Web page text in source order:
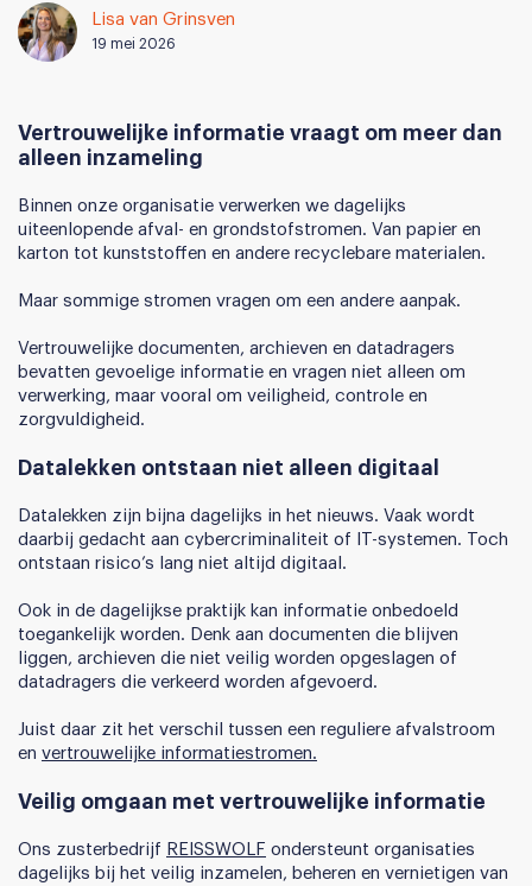
Lisa van Grinsven
19 mei 2026
Vertrouwelijke informatie vraagt om meer dan
alleen inzameling
Binnen onze organisatie verwerken we dagelijks
uiteenlopende afval- en grondstofstromen. Van papier en
karton tot kunststoffen en andere recyclebare materialen.
Maar sommige stromen vragen om een andere aanpak.
Vertrouwelijke documenten, archieven en datadragers
bevatten gevoelige informatie en vragen niet alleen om
verwerking, maar vooral om veiligheid, controle en
zorgvuldigheid.
Datalekken ontstaan niet alleen digitaal
Datalekken zijn bijna dagelijks in het nieuws. Vaak wordt
daarbij gedacht aan cybercriminaliteit of IT-systemen. Toch
ontstaan risico’s lang niet altijd digitaal.
Ook in de dagelijkse praktijk kan informatie onbedoeld
toegankelijk worden. Denk aan documenten die blijven
liggen, archieven die niet veilig worden opgeslagen of
datadragers die verkeerd worden afgevoerd.
Juist daar zit het verschil tussen een reguliere afvalstroom
en vertrouwelijke informatiestromen.
Veilig omgaan met vertrouwelijke informatie
Ons zusterbedrijf REISSWOLF ondersteunt organisaties
dagelijks bij het veilig inzamelen, beheren en vernietigen van